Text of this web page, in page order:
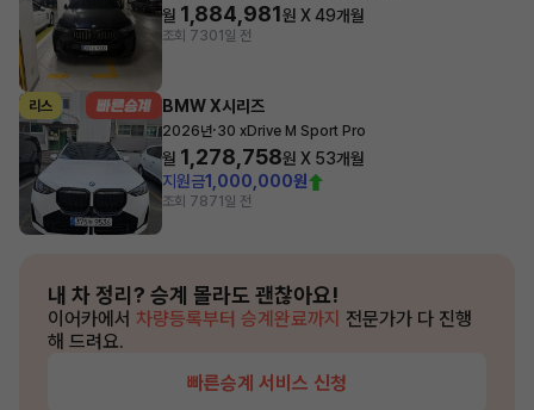
월 1,884,981원 X49개월
조회 7301일 전
리스 BMW X시리즈
2026년·30 xDrive M Sport Pro
월 1,278,758원 X 53개월
지원금1,000,000원
조회 7871일 전
내 차 정리? 승계 몰라도 괜찮아요!
이어카에서 차량등록부터 승계완료까지 전문가가 다 진행
해 드려요.
빠른승계 서비스 신청